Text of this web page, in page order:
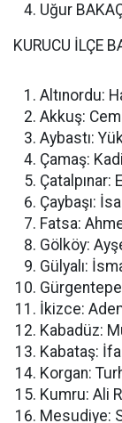
Uğur
KURUCU İLÇE
Altınordu:
Akkuş:
Aybastı:
Çamaş:
Çatalpınar:
Çaybaşı:
Fatsa:
Gölköy:
Gülyalı:
İkizce:
Kabadüz:
Kabataş:
Korgan:
Kumru: Ali
Mesudiye: